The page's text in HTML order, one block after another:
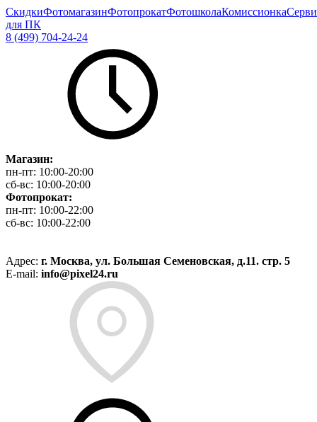
СкидкиФотомагазинФотопрокатФотошколаКомиссионка
для ПК
8 (499) 704-24-24
Магазин:
пн-пт: 10:00-20:00
сб-вс: 10:00-20:00
Фотопрокат:
пн-пт: 10:00-22:00
сб-вс: 10:00-22:00
Адрес: г. Москва, ул. Большая Семеновская, д.11. стр. 5
E-mail: info@pixel24.ru